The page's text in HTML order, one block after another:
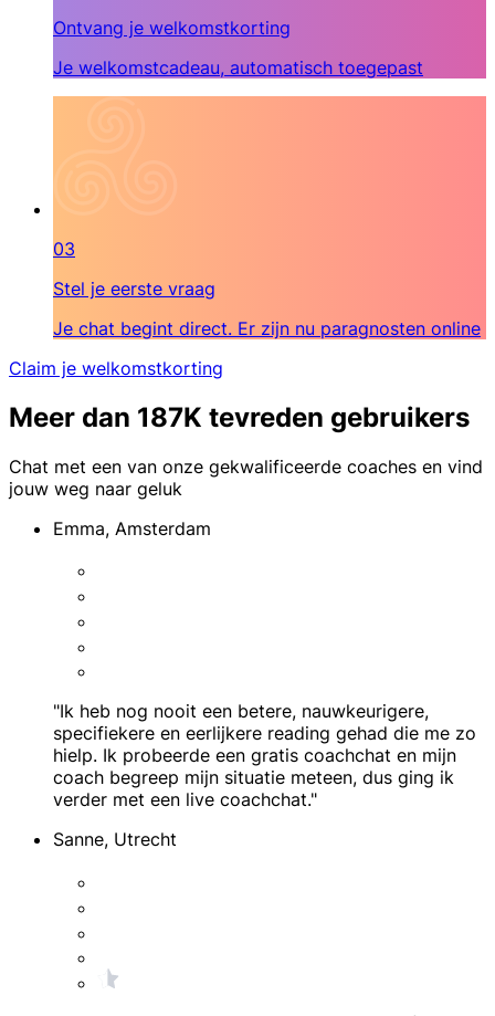
Ontvang je welkomstkorting
Je welkomstcadeau, automatisch toegepast
03
Stel je eerste vraag
Je chat begint direct. Er zijn nu paragnosten online
Claim je welkomstkorting
Meer dan 187K tevreden gebruikers
Chat met een van onze gekwalificeerde coaches en vind
jouw weg naar geluk
Emma, Amsterdam
"Ik heb nog nooit een betere, nauwkeurigere,
specifiekere en eerlijkere reading gehad die me zo
hielp. Ik probeerde een gratis coachchat en mijn
coach begreep mijn situatie meteen, dus ging ik
verder met een live coachchat."
Sanne, Utrecht